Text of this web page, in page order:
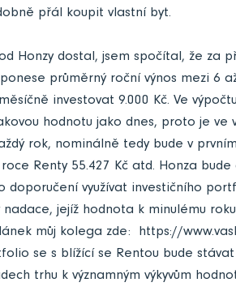
přál koupit vlastní byt.
Honzy dostal, jsem spočítal, že za
průměrný roční výnos mezi 6
investovat 9.000 Kč. Ve
hodnotu jako dnes, proto je ve
rok, nominálně tedy bude v
Renty 55.427 Kč atd. Honza
doporučení využívat investičního
jejíž hodnota k minulému
můj kolega zde: https://
se s blížící se Rentou bude
trhu k významným výkyvům